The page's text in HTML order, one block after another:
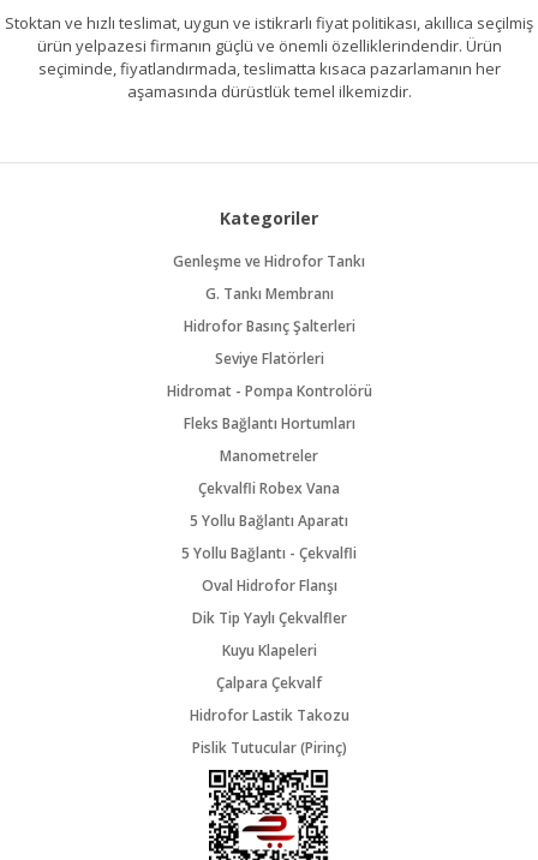
Stoktan ve hızlı teslimat, uygun ve istikrarlı fiyat politikası, akıllıca seçilmiş
ürün yelpazesi firmanın güçlü ve önemli özelliklerindendir. Ürün
seçiminde, fiyatlandırmada, teslimatta kısaca pazarlamanın her
aşamasında dürüstlük temel ilkemizdir.
Kategoriler
Genleşme ve Hidrofor Tankı
G. Tankı Membranı
Hidrofor Basınç Şalterleri
Seviye Flatörleri
Hidromat - Pompa Kontrolörü
Fleks Bağlantı Hortumları
Manometreler
Çekvalfli Robex Vana
5 Yollu Bağlantı Aparatı
5 Yollu Bağlantı - Çekvalfli
Oval Hidrofor Flanşı
Dik Tip Yaylı Çekvalfler
Kuyu Klapeleri
Çalpara Çekvalf
Hidrofor Lastik Takozu
Pislik Tutucular (Pirinç)